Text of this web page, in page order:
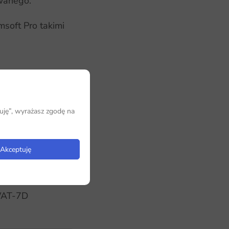
Pro takimi
7D
wyrażasz zgodę na
Akceptuję